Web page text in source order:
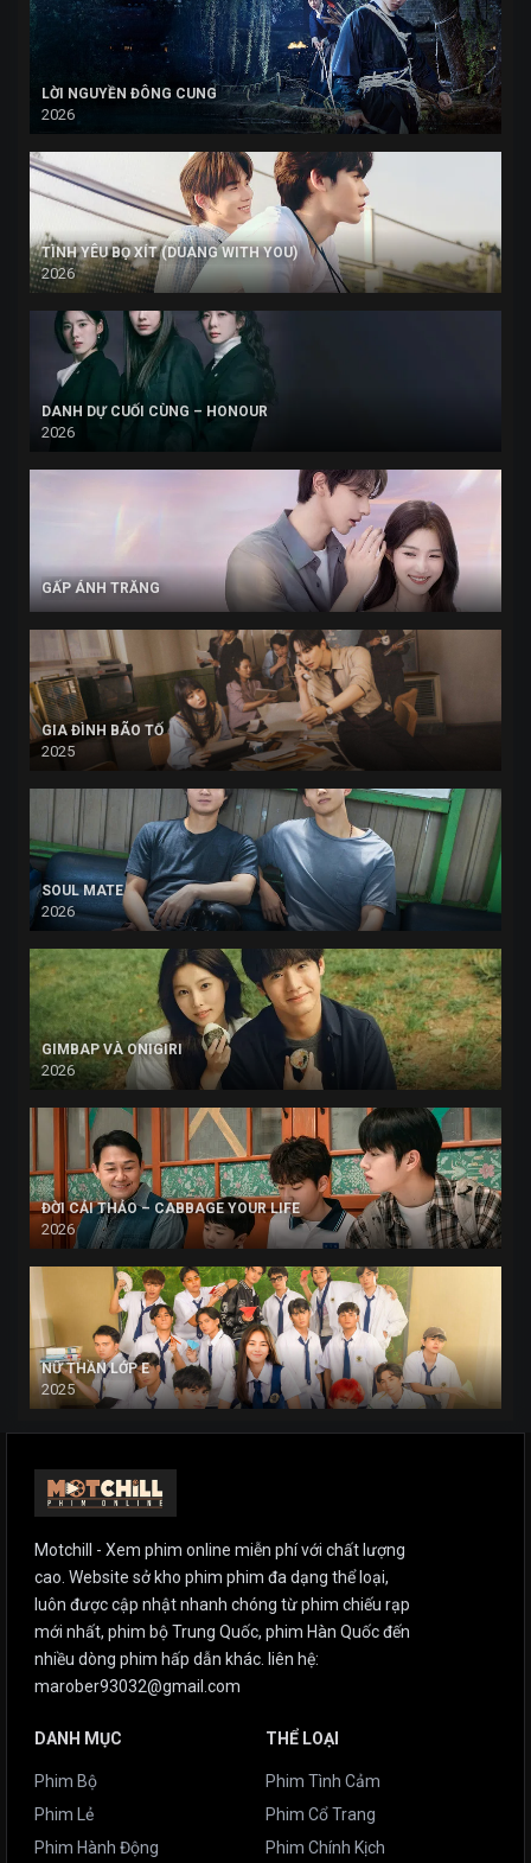
LỜI NGUYỀN ĐÔNG CUNG
2026
TÌNH YÊU BỌ XÍT (DUANG WITH YOU)
2026
DANH DỰ CUỐI CÙNG – HONOUR
2026
GẤP ÁNH TRĂNG
GIA ĐÌNH BÃO TỐ
2025
SOUL MATE
2026
GIMBAP VÀ ONIGIRI
2026
ĐỜI CẢI THẢO – CABBAGE YOUR LIFE
2026
NỮ THẦN LỚP E
2025
Motchill - Xem phim online miễn phí với chất lượng
cao. Website sở kho phim phim đa dạng thể loại,
luôn được cập nhật nhanh chóng từ phim chiếu rạp
mới nhất, phim bộ Trung Quốc, phim Hàn Quốc đến
nhiều dòng phim hấp dẫn khác. liên hệ:
marober93032@gmail.com
DANH MỤC
Phim Bộ
Phim Lẻ
Phim Hành Động
THỂ LOẠI
Phim Tình Cảm
Phim Cổ Trang
Phim Chính Kịch